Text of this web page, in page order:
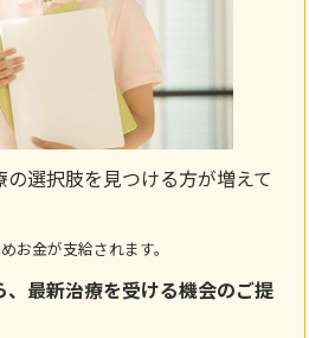
選択肢を見つける方が増えて
金が支給されます。
最新治療を受ける機会のご提